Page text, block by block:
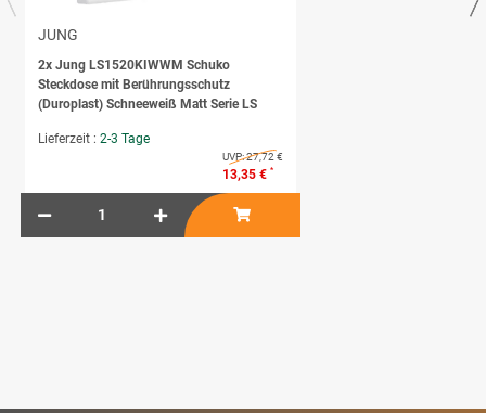
JUNG
2x Jung LS1520KIWWM Schuko
Steckdose mit Berührungsschutz
(Duroplast) Schneeweiß Matt Serie LS
Lieferzeit : 2-3 Tage
UVP:27,72 €
13,35 € *